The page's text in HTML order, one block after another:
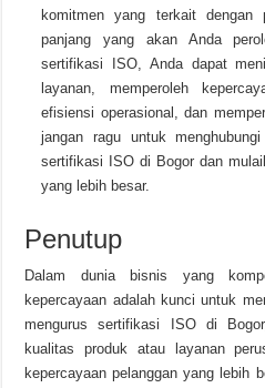
komitmen yang terkait dengan
panjang yang akan Anda
sertifikasi ISO, Anda dapat
layanan, memperoleh
efisiensi operasional, dan
jangan ragu untuk
sertifikasi ISO di Bogor dan
yang lebih besar.
Penutup
Dalam dunia bisnis yang
kepercayaan adalah kunci untuk
mengurus sertifikasi ISO di
kualitas produk atau layanan
kepercayaan pelanggan yang lebih